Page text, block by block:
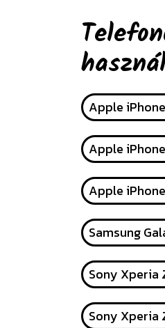
Apple
Apple
Apple
Samsung
Sony Xperia
Sony Xperia